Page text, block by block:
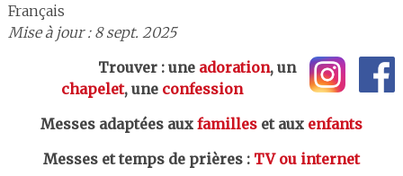
Français
Mise à jour : 8 sept. 2025
Trouver : une adoration, un
chapelet, une confession
Messes adaptées aux familleset aux enfants
Messes et temps de prières: TV ou internet